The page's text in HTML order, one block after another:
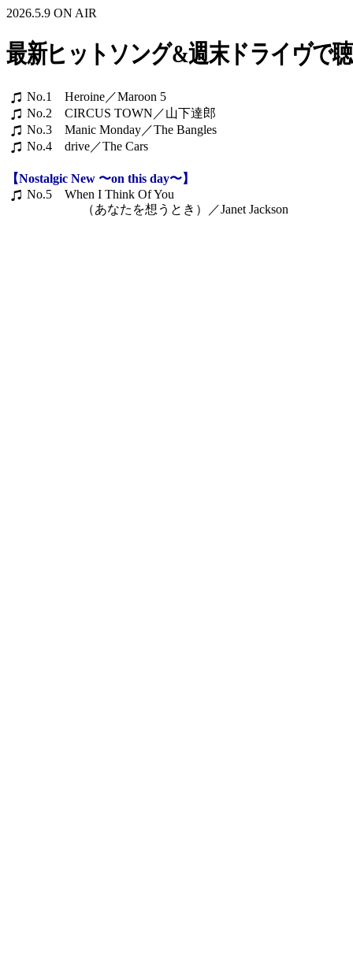
2026.5.9 ON AIR
最新ヒットソング&週末ドライヴで
No.1 Heroine／Maroon 5
No.2 CIRCUS TOWN／山下達郎
No.3 Manic Monday／The Bangles
No.4 drive／The Cars
【Nostalgic New 〜on this day〜】
No.5 When I Think Of You
（あなたを想うとき）／Janet Jackson